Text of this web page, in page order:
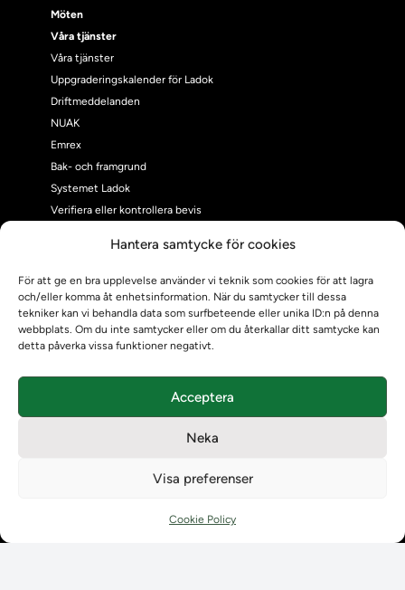
Hantera samtycke för cookies
För att ge en bra upplevelse använder vi teknik som cookies för att lagra
och/eller komma åt enhetsinformation. När du samtycker till dessa
tekniker kan vi behandla data som surfbeteende eller unika ID:n på denna
webbplats. Om du inte samtycker eller om du återkallar ditt samtycke kan
detta påverka vissa funktioner negativt.
Acceptera
Neka
Visa preferenser
Cookie Policy
Möten
Våra tjänster
Våra tjänster
Uppgraderingskalender för Ladok
Driftmeddelanden
NUAK
Emrex
Bak- och framgrund
Systemet Ladok
Verifiera eller kontrollera bevis
Om oss
Om Ladokkonsortiet
Ladokkonsortiet internationellt
Vision, strategi och produktplan
Kontaktuppgifter för studenters Ladoksupport